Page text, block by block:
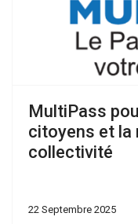
MultiPass
citoyens et la
collectivité
22 Septembre 2025